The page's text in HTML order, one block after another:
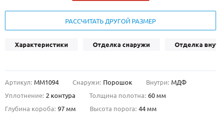
ГАЛЕРЕЯ
ОПЛАТА
УСТАНОВКА
О НАС
РАССЧИТАТЬ ДРУГОЙ РАЗМЕР
Характеристики Отделка снаружи Отделка
Артикул: ММ1094 Снаружи: Порошок Внутри: МДФ
Уплотнение: 2 контура Толщина полотна: 60 мм
Глубина короба: 97 мм Высота порога: 44 мм